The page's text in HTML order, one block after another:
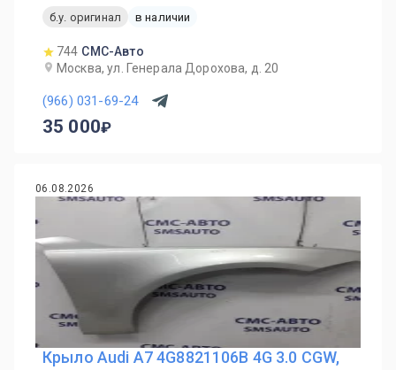
б.у. оригинал
в наличии
744 СМС-Авто
Москва, ул. Генерала Дорохова, д. 20
(966) 031-69-24
35 000
06.08.2026
Крыло Audi A7 4G8821106B 4G 3.0 CGW,